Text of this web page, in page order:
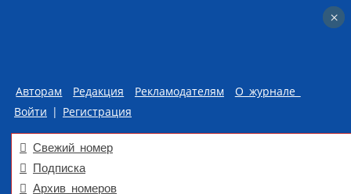
Авторам Редакция Рекламодателям
О журнале
Войти | Регистрация
Свежий номер
Подписка
Архив номеров
×
×